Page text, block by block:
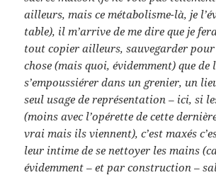
ailleurs, mais ce métabolisme-là, je
table), il m’arrive de me dire que je
tout copier ailleurs, sauvegarder
chose (mais quoi, évidemment) que de
s’empoussiérer dans un grenier, un
seul usage de représentation – ici, si
(moins avec l’opérette de cette
vrai mais ils viennent), c’est maxés
leur intime de se nettoyer les mains
évidemment – et par construction –